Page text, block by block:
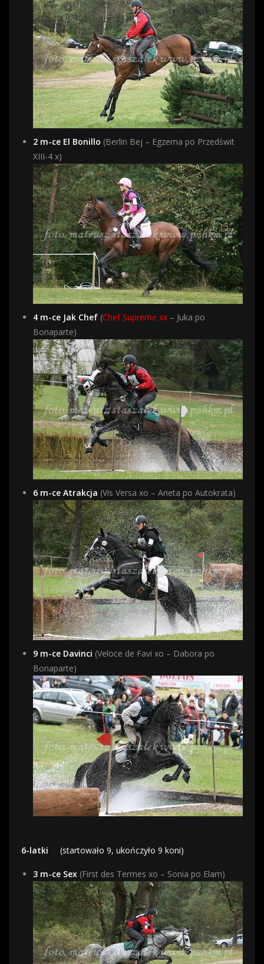
2 m-ce El Bonillo (Berlin Bej – Egzema po Przedświt
XIII-4 x)
4 m-ce Jak Chef (Chef Supreme xx – Juka po
Bonaparte)
6 m-ce Atrakcja (Vis Versa xo – Arieta po Autokrata)
9 m-ce Davinci (Veloce de Favi xo – Dabora po
Bonaparte)
6-latki (startowało 9, ukończyło 9 koni)
3 m-ce Sex (First des Termes xo – Sonia po Elam)